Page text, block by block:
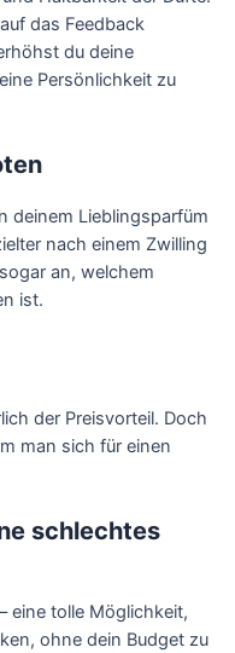
das Feedback
du deine
Persönlichkeit zu
deinem Lieblingsparfüm
nach einem Zwilling
an, welchem
ist.
der Preisvorteil. Doch
man sich für einen
schlechtes
eine tolle Möglichkeit,
ohne dein Budget zu